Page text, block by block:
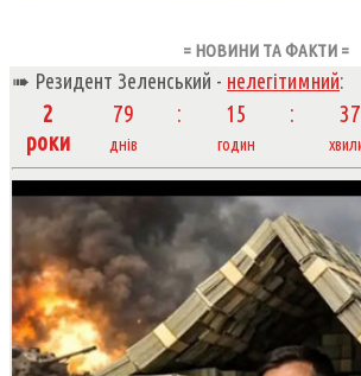
= НОВИНИ ТА ФАКТИ =
➠ Резидент Зеленський - нелегітимний:
2
роки
79 15 37